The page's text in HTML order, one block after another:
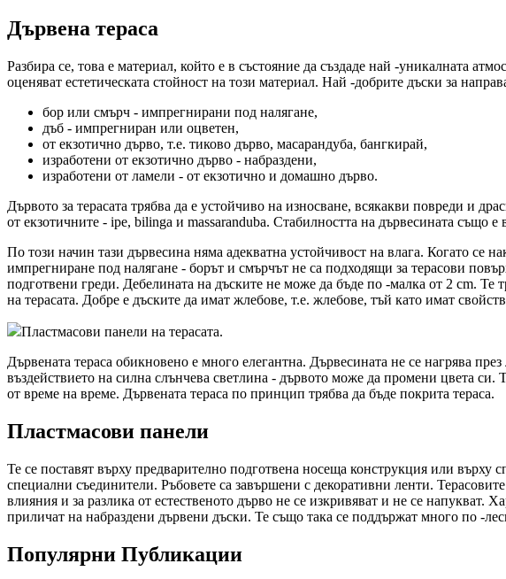
Дървена тераса
Разбира се, това е материал, който е в състояние да създаде най -уникалната
оценяват естетическата стойност на този материал. Най -добрите дъски за
бор или смърч - импрегнирани под налягане,
дъб - импрегниран или оцветен,
от екзотично дърво, т.е. тиково дърво, масарандуба, бангкирай,
изработени от екзотично дърво - набраздени,
изработени от ламели - от екзотично и домашно дърво.
Дървото за терасата трябва да е устойчиво на износване, всякакви повреди и
от екзотичните - ipe, bilinga и massaranduba. Стабилността на дървесината
По този начин тази дървесина няма адекватна устойчивост на влага. Когато се
импрегниране под налягане - борът и смърчът не са подходящи за терасови
подготвени греди. Дебелината на дъските не може да бъде по -малка от 2 cm.
на терасата. Добре е дъските да имат жлебове, т.е. жлебове, тъй като имат
Пластмасови панели на терасата.
Дървената тераса обикновено е много елегантна. Дървесината не се нагрява
въздействието на силна слънчева светлина - дървото може да промени цвета
от време на време. Дървената тераса по принцип трябва да бъде покрита тераса.
Пластмасови панели
Те се поставят върху предварително подготвена носеща конструкция или върху
специални съединители. Ръбовете са завършени с декоративни ленти.
влияния и за разлика от естественото дърво не се изкривяват и не се напукват.
приличат на набраздени дървени дъски. Те също така се поддържат много по -
Популярни Публикации